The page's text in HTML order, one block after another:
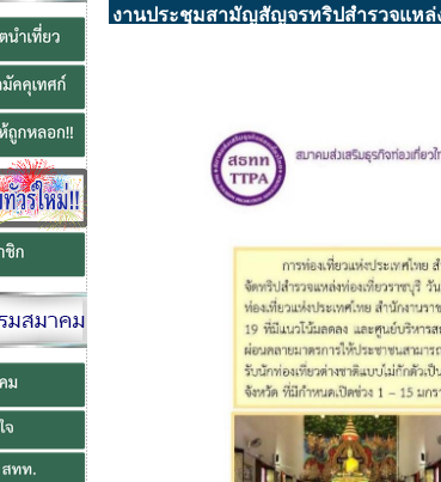
งานประชุมสามัญสัญจรทริปสำรวจแหล่